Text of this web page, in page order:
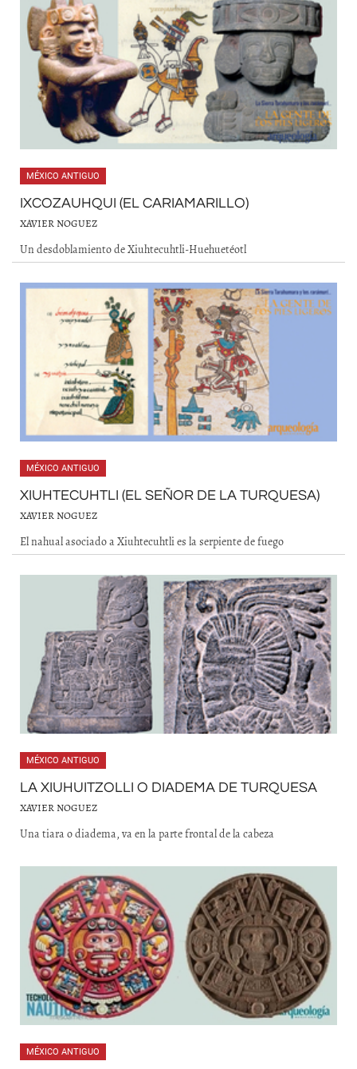
MÉXICO ANTIGUO
IXCOZAUHQUI (EL CARIAMARILLO)
XAVIER NOGUEZ
Un desdoblamiento de Xiuhtecuhtli-Huehuetéotl
MÉXICO ANTIGUO
XIUHTECUHTLI (EL SEÑOR DE LA TURQUESA)
XAVIER NOGUEZ
El nahual asociado a Xiuhtecuhtli es la serpiente de fuego
MÉXICO ANTIGUO
LA XIUHUITZOLLI O DIADEMA DE TURQUESA
XAVIER NOGUEZ
Una tiara o diadema, va en la parte frontal de la cabeza
MÉXICO ANTIGUO